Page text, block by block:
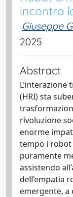
incontra
Giuseppe
2025
Abstract
(HRI) sta
rivoluzione
enorme
tempo i
puramente
assistendo
dell’empatia
emergente, a